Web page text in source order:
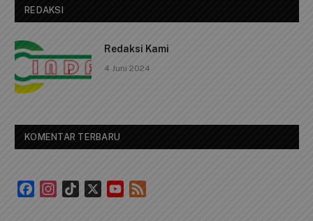
REDAKSI
Redaksi Kami
4 Juni 2024
KOMENTAR TERBARU
FacebookInstagram
TikTok
YouTube